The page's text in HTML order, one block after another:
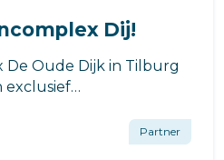
Dij!
Oude Dijk in Tilburg
exclusief
Architectenbureau
de toegang tot het dak -
Partner